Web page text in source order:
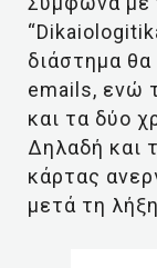
διάστημα
emails, ενώ
και τα δύο
Δηλαδή και
κάρτας
μετά τη